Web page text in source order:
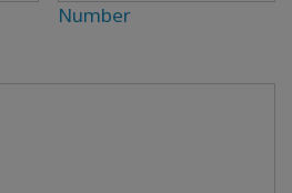
Number